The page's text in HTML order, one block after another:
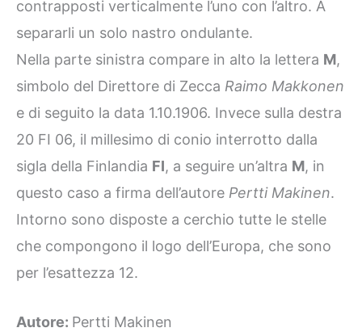
contrapposti verticalmente l’uno con l’altro. A
separarli un solo nastro ondulante.
Nella parte sinistra compare in alto la lettera M,
simbolo del Direttore di Zecca Raimo Makkonen
e di seguito la data 1.10.1906. Invece sulla destra
20 FI 06, il millesimo di conio interrotto dalla
sigla della Finlandia FI, a seguire un’altra M, in
questo caso a firma dell’autore Pertti Makinen.
Intorno sono disposte a cerchio tutte le stelle
che compongono il logo dell’Europa, che sono
per l’esattezza 12.
Autore: Pertti Makinen